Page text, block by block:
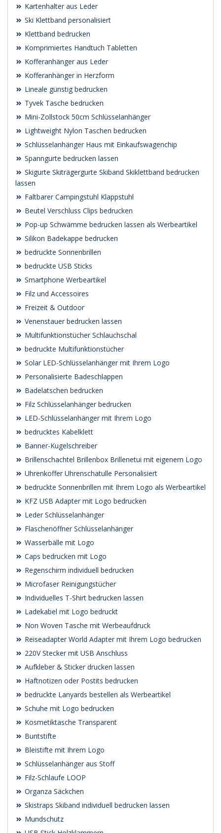
Kartenhalter aus Leder
Ski Klettband personalisiert
Klettband bedrucken
Komprimiertes Handtuch Tabletten
Kofferanhänger aus Leder
Kofferanhänger in Herzform
Lineale günstig bedrucken
Tyvek Tasche bedrucken
Mini-Zollstock 50cm Schlüsselanhänger
Lightweight Nylon Taschen bedrucken
Schlüsselanhänger Haus mit Einkaufswagenchip
Spanngurte bedrucken lassen
Skigurte Skiträgergurte Skiband Skiklettband bedrucken
lassen
Faltbarer Campingstuhl Klappstuhl
Beutel Verschluss Clips bedrucken
Pop-up Schwämme bedrucken lassen als Werbeartikel
Silikon Badekappe bedrucken
bedruckte Sonnenbrillen
bedruckte USB Sticks
Smartphone Werbeartikel
Filz und Accessoires
Freizeit & Outdoor
Venenstauer bedrucken lassen
Multifunktionstücher Schlauchschal
bedruckte Multifunktionstücher
Solar LED-Schlüsselanhänger mit Ihrem Logo
Personalisierte Badeschlappen
Badelatschen bedrucken
Filz Schlüsselanhänger bedrucken
LED-Schlüsselanhänger mit Ihrem Logo
bedrucktes Kabelklett
Banner-Kugelschreiber
Brillenschachtel Brillenbox Brillenetui mit eigenem Logo
Uhrenkoffer Uhrenschatulle Personalisiert
bedruckte Sonnenbrillen mit Ihrem Logo als Werbeartikel
KFZ USB Adapter mit Logo bedrucken
Leder Schlüsselanhänger
Flaschenöffner Schlüsselanhänger
Wasserbälle mit Logo
Caps bedrucken mit Logo
Regenschirm individuell bedrucken
Microfaser Reinigungstücher
Individuelles T-Shirt bedrucken lassen
Ladekabel mit Logo bedruckt
Non Woven Tasche mit Werbeaufdruck
Reiseadapter World Adapter mit Ihrem Logo bedrucken
220V Stecker mit USB Anschluss
Aufkleber & Sticker drucken lassen
Haftnotizen oder Postits bedrucken
bedruckte Lanyards bestellen als Werbeartikel
Schuhe mit Logo bedrucken
Kosmetiktasche Transparent
Buntstifte
Bleistifte mit Ihrem Logo
Schlüsselanhänger aus Stoff
Filz-Schlaufe LOOP
Organza Säckchen
Skistraps Skiband individuell bedrucken lassen
Mundschutz